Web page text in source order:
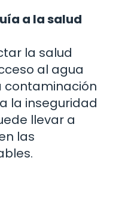
a la salud
la salud
al agua
contaminación
la inseguridad
llevar a
las